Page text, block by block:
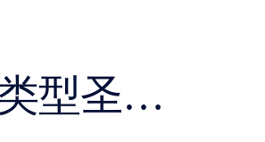
多类型圣诞节插画素材